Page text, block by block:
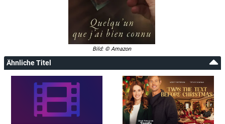
Bild: © Amazon
Ähnliche Titel